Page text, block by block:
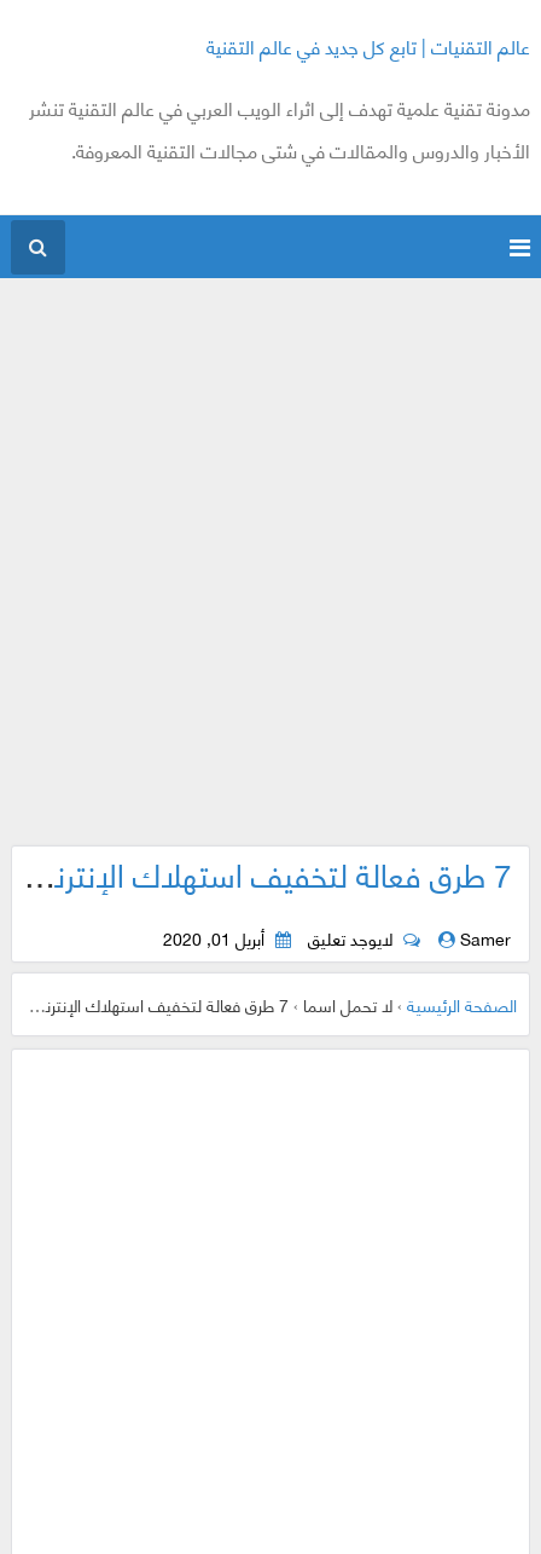
عالم التقنيات | تابع كل جديد في عالم التقنية
مدونة تقنية علمية تهدف إلى اثراء الويب العربي في عالم التقنية تنشر
الأخبار والدروس والمقالات في شتى مجالات التقنية المعروفة.
7 طرق فعالة لتخفيف استهلاك الإنترنت و المحافظة على الباقة
Samer لايوجد تعليق أبريل 01, 2020
الصفحة الرئيسية›لا تحمل اسما›7 طرق فعالة لتخفيف استهلاك الإنترنت و المحافظة على الباقة